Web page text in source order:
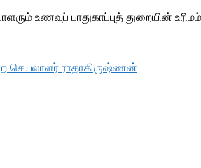
உணவுப் பாதுகாப்புத் துறையின்
செயலாளர் ராதாகிருஷ்ணன்